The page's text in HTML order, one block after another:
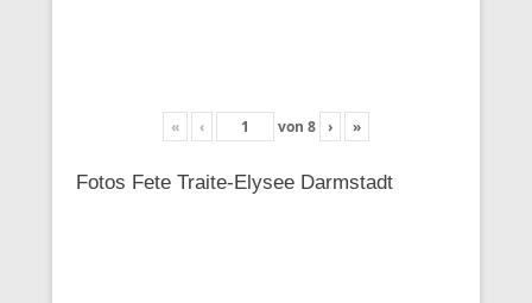
« ‹ von 8 › »
Fotos Fete Traite-Elysee Darmstadt